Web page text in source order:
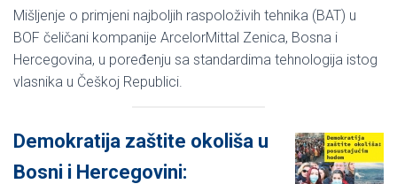
Mišljenje o primjeni najboljih raspoloživih tehnika (BAT) u
BOF čeličani kompanije ArcelorMittal Zenica, Bosna i
Hercegovina, u poređenju sa standardima tehnologija istog
vlasnika u Češkoj Republici.
Demokratija zaštite okoliša u
Bosni i Hercegovini: